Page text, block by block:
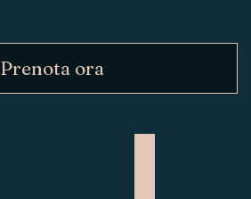
Prenota ora